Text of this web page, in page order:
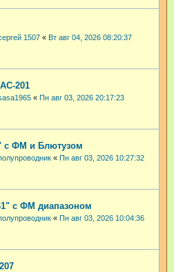
1507 « Вт авг 04, 2026 08:20:37
201
« Пн авг 03, 2026 20:17:23
с ФМ и Блютузом
« Пн авг 03, 2026 10:27:32
с ФМ диапазоном
« Пн авг 03, 2026 10:04:36